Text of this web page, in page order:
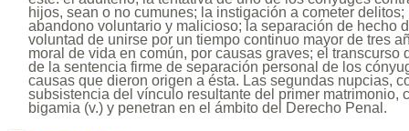
hijos, sean o no cumunes; la instigación a cometer
abandono voluntario y malicioso; la separación de hecho
voluntad de unirse por un tiempo continuo mayor de tres
moral de vida en común, por causas graves; el transcurso
de la sentencia firme de separación personal de los
causas que dieron origen a ésta. Las segundas nupcias,
subsistencia del vínculo resultante del primer matrimonio,
bigamia (v.) y penetran en el ámbito del Derecho Penal.